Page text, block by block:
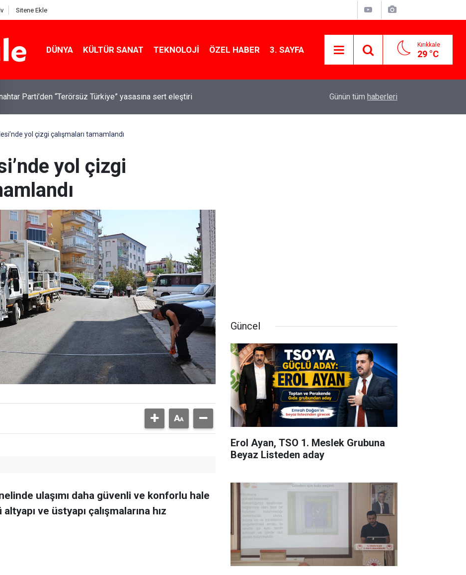
Sitene Ekle
DÜNYA KÜLTÜR SANAT TEKNOLOJI ÖZEL HABER 3. SAYFA Kırıkkale
29 °C
Parti’den “Terörsüz Türkiye” yasasına sert eleştiri Kırıkkale’de hayvan hastalıklarına karşı
Günün tüm haberleri
yol çizgi çalışmaları tamamlandı
yol çizgi
ulaşımı daha güvenli ve konforlu hale
ve üstyapı çalışmalarına hız
Güncel
Erol Ayan, TSO 1. Meslek Grubuna
Beyaz Listeden aday